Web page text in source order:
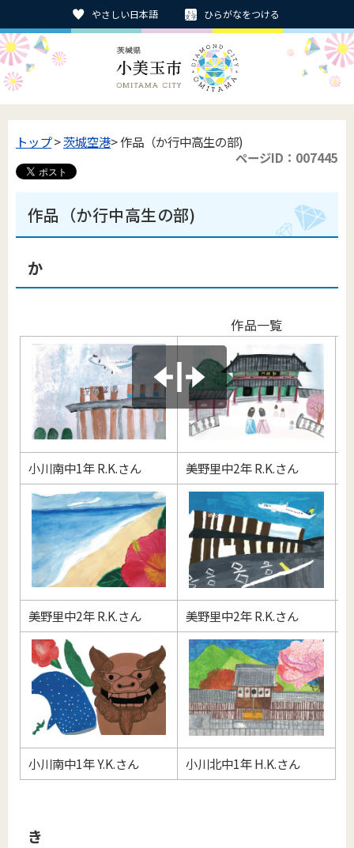
やさしい日本語 ひらがなをつける
トップ>茨城空港> 作品（か行中高生の部)
ページID：007445
作品（か行中高生の部)
か
作品一覧
小川南中1年 R.K.さん 美野里中2年 R.K.さん
美野里中2年 R.K.さん 美野里中2年 R.K.さん
小川南中1年 Y.K.さん 小川北中1年 H.K.さん
き